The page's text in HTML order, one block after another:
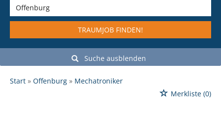
TRAUMJOB FINDEN!
Suche ausblenden
Start Offenburg
Mechatroniker
Merkliste (0)